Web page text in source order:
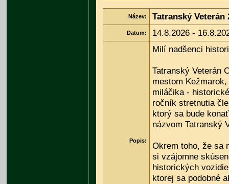
Název: Tatranský Veterán
Datum: 14.8.2026 -
Popis:
Milí nadšenci
Tatranský Veterán
mestom
miláčika -
ročník stretnutia
ktorý sa bude
názvom Tatranský
Okrem toho, že sa
si vzájomne
historických
ktorej sa podobné